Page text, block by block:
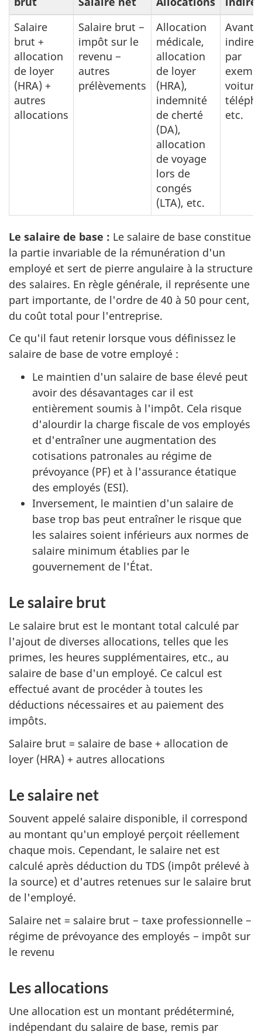
Salaire
brut +
allocation
de loyer
(HRA) +
autres
allocations
Salaire brut −
impôt sur le
revenu −
autres
prélèvements
Allocation
médicale,
allocation
de loyer
(HRA),
indemnité
de cherté
(DA),
allocation
de voyage
lors de
congés
(LTA), etc.
par
etc.
Le salaire de base : Le salaire de base constitue
la partie invariable de la rémunération d'un
employé et sert de pierre angulaire à la structure
des salaires. En règle générale, il représente une
part importante, de l'ordre de 40 à 50 pour cent,
du coût total pour l'entreprise.
Ce qu'il faut retenir lorsque vous définissez le
salaire de base de votre employé :
Le maintien d'un salaire de base élevé peut
avoir des désavantages car il est
entièrement soumis à l'impôt. Cela risque
d'alourdir la charge fiscale de vos employés
et d'entraîner une augmentation des
cotisations patronales au régime de
prévoyance (PF) et à l'assurance étatique
des employés (ESI).
Inversement, le maintien d'un salaire de
base trop bas peut entraîner le risque que
les salaires soient inférieurs aux normes de
salaire minimum établies par le
gouvernement de l'État.
Le salaire brut
Le salaire brut est le montant total calculé par
l'ajout de diverses allocations, telles que les
primes, les heures supplémentaires, etc., au
salaire de base d'un employé. Ce calcul est
effectué avant de procéder à toutes les
déductions nécessaires et au paiement des
impôts.
Salaire brut = salaire de base + allocation de
loyer (HRA) + autres allocations
Le salaire net
Souvent appelé salaire disponible, il correspond
au montant qu'un employé perçoit réellement
chaque mois. Cependant, le salaire net est
calculé après déduction du TDS (impôt prélevé à
la source) et d'autres retenues sur le salaire brut
de l'employé.
Salaire net = salaire brut − taxe professionnelle −
régime de prévoyance des employés − impôt sur
le revenu
Les allocations
Une allocation est un montant prédéterminé,
indépendant du salaire de base, remis par